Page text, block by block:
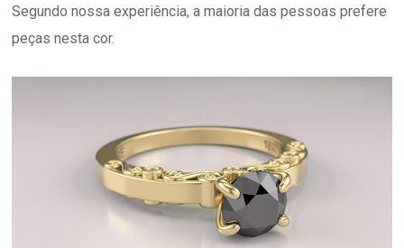
Segundo nossa experiência, a maioria das pessoas prefere
peças nesta cor.